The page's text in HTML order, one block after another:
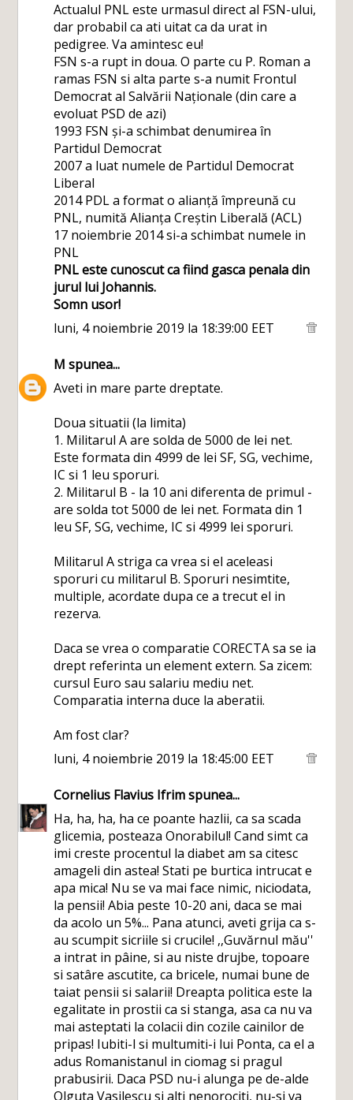
Actualul PNL este urmasul direct al FSN-ului,
dar probabil ca ati uitat ca da urat in
pedigree. Va amintesc eu!
FSN s-a rupt in doua. O parte cu P. Roman a
ramas FSN si alta parte s-a numit Frontul
Democrat al Salvării Naționale (din care a
evoluat PSD de azi)
1993 FSN și-a schimbat denumirea în
Partidul Democrat
2007 a luat numele de Partidul Democrat
Liberal
2014 PDL a format o alianță împreună cu
PNL, numită Alianța Creștin Liberală (ACL)
17 noiembrie 2014 si-a schimbat numele in
PNL
PNL este cunoscut ca fiind gasca penala din
jurul lui Johannis.
Somn usor!
luni, 4 noiembrie 2019 la 18:39:00 EET
M spunea...
Aveti in mare parte dreptate.
Doua situatii (la limita)
1. Militarul A are solda de 5000 de lei net.
Este formata din 4999 de lei SF, SG, vechime,
IC si 1 leu sporuri.
2. Militarul B - la 10 ani diferenta de primul -
are solda tot 5000 de lei net. Formata din 1
leu SF, SG, vechime, IC si 4999 lei sporuri.
Militarul A striga ca vrea si el aceleasi
sporuri cu militarul B. Sporuri nesimtite,
multiple, acordate dupa ce a trecut el in
rezerva.
Daca se vrea o comparatie CORECTA sa se ia
drept referinta un element extern. Sa zicem:
cursul Euro sau salariu mediu net.
Comparatia interna duce la aberatii.
Am fost clar?
luni, 4 noiembrie 2019 la 18:45:00 EET
Cornelius Flavius Ifrimspunea...
Ha, ha, ha, ha ce poante hazlii, ca sa scada
glicemia, posteaza Onorabilul! Cand simt ca
imi creste procentul la diabet am sa citesc
amageli din astea! Stati pe burtica intrucat e
apa mica! Nu se va mai face nimic, niciodata,
la pensii! Abia peste 10-20 ani, daca se mai
da acolo un 5%... Pana atunci, aveti grija ca s-
au scumpit sicriile si crucile! ,,Guvărnul mău''
a intrat in pâine, si au niste drujbe, topoare
si satâre ascutite, ca bricele, numai bune de
taiat pensii si salarii! Dreapta politica este la
egalitate in prostii ca si stanga, asa ca nu va
mai asteptati la colacii din cozile cainilor de
pripas! Iubiti-l si multumiti-i lui Ponta, ca el a
adus Romanistanul in ciomag si pragul
prabusirii. Daca PSD nu-i alunga pe de-alde
Olguta Vasilescu si alti nenorociti, nu-si va